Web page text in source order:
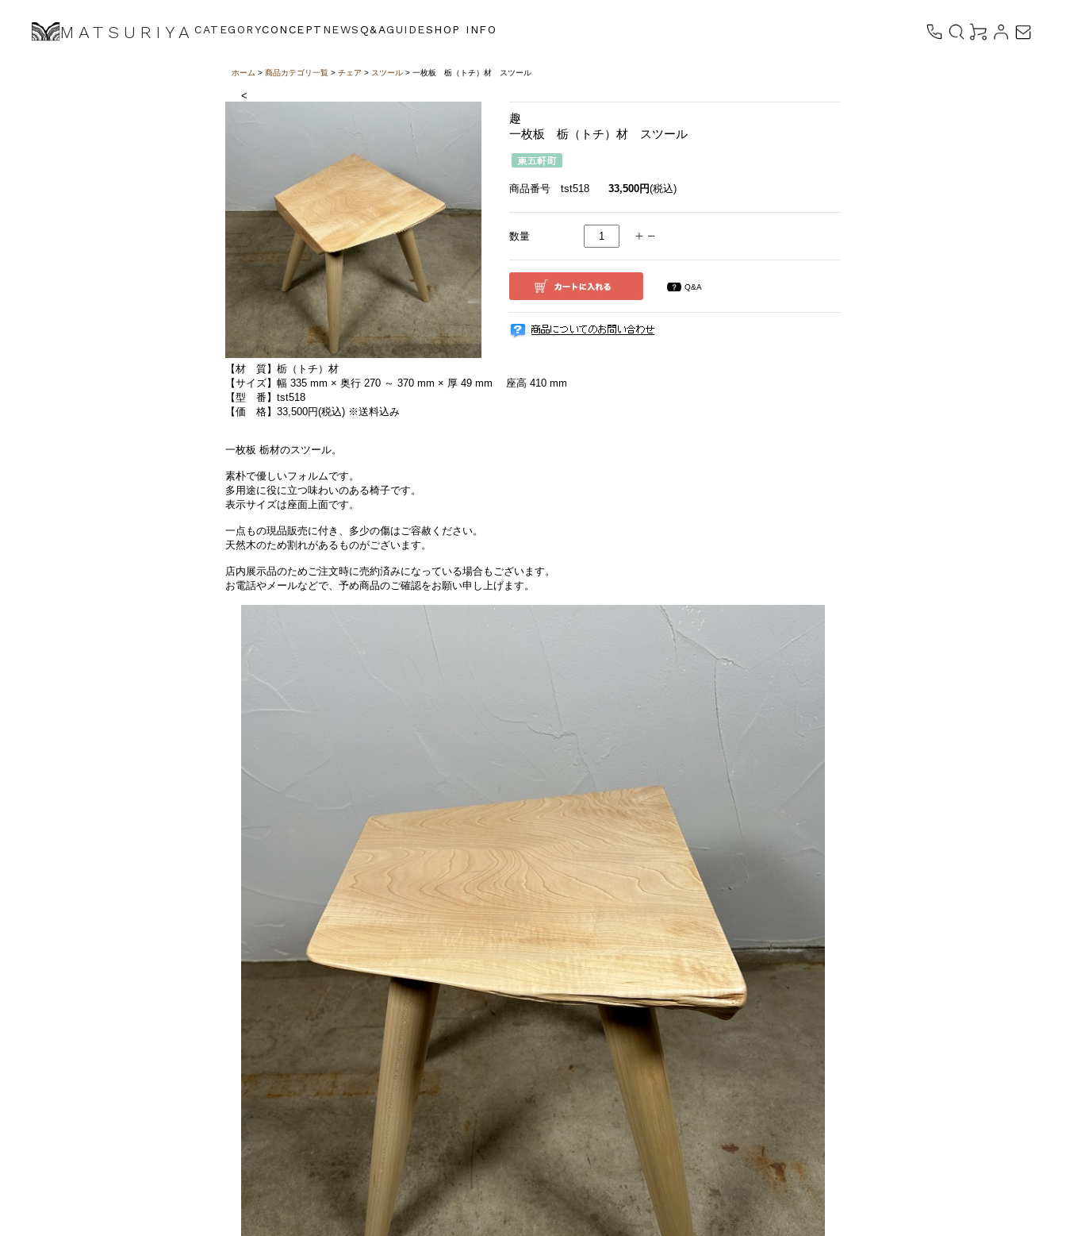
MATSURIYA CATEGORYCONCEPT NEWSQ&AGUIDESHOP INFO
ホーム > 商品カテゴリ一覧> チェア > スツール> 一枚板 栃（トチ）材 スツール
<
趣
一枚板 栃（トチ）材 スツール
商品番号 tst518 33,500円(税込)
数量
Q&A
【材 質】栃（トチ）材
【サイズ】幅 335 mm × 奥行 270 ～ 370 mm × 厚 49 mm 座高 410 mm
【型 番】tst518
【価 格】33,500円(税込) ※送料込み
一枚板 栃材のスツール。
素朴で優しいフォルムです。
多用途に役に立つ味わいのある椅子です。
表示サイズは座面上面です。
一点もの現品販売に付き、多少の傷はご容赦ください。
天然木のため割れがあるものがございます。
店内展示品のためご注文時に売約済みになっている場合もございます。
お電話やメールなどで、予め商品のご確認をお願い申し上げます。